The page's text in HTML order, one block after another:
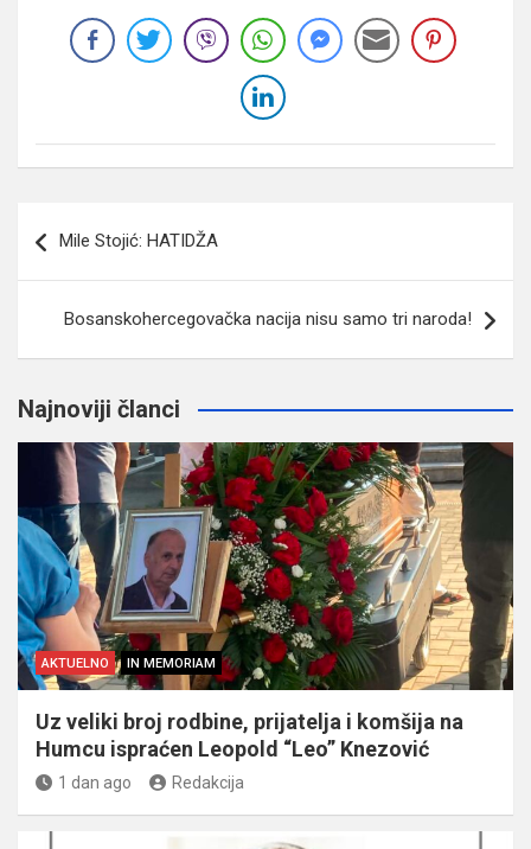
članaka
Mile Stojić: HATIDŽA
Bosanskohercegovačka nacija nisu samo tri naroda!
Najnoviji članci
AKTUELNO IN MEMORIAM
Uz veliki broj rodbine, prijatelja i komšija na
Humcu ispraćen Leopold “Leo” Knezović
1 dan ago Redakcija